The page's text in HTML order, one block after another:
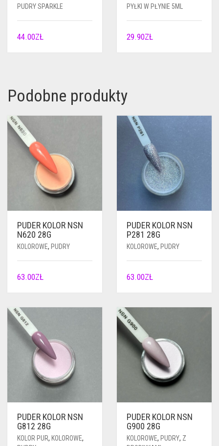
PUDRY SPARKLE
44.00ZŁ
PYŁKI W PŁYNIE 5ML
29.90ZŁ
Podobne produkty
PUDER KOLOR NSN
N620 28G
KOLOROWE, PUDRY
63.00ZŁ
PUDER KOLOR NSN
P281 28G
KOLOROWE, PUDRY
63.00ZŁ
PUDER KOLOR NSN
G812 28G
KOLOR PUR, KOLOROWE,
PUDER KOLOR NSN
G900 28G
KOLOROWE, PUDRY, Z